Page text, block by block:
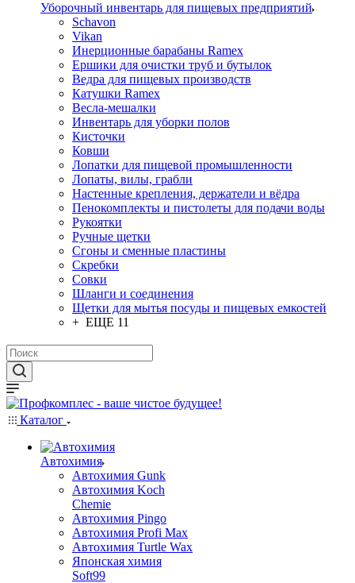
Уборочный инвентарь для пищевых предприятий
Schavon
Vikan
Инерционные барабаны Ramex
Ершики для очистки труб и бутылок
Ведра для пищевых производств
Катушки Ramex
Весла-мешалки
Инвентарь для уборки полов
Кисточки
Ковши
Лопатки для пищевой промышленности
Лопаты, вилы, грабли
Настенные крепления, держатели и вёдра
Пенокомплекты и пистолеты для подачи воды
Рукоятки
Ручные щетки
Сгоны и сменные пластины
Скребки
Совки
Шланги и соединения
Щетки для мытья посуды и пищевых емкостей
+ ЕЩЕ 11
Каталог
Автохимия
Автохимия Gunk
Автохимия Koch
Chemie
Автохимия Pingo
Автохимия Profi Max
Автохимия Turtle Wax
Японская химия
Soft99